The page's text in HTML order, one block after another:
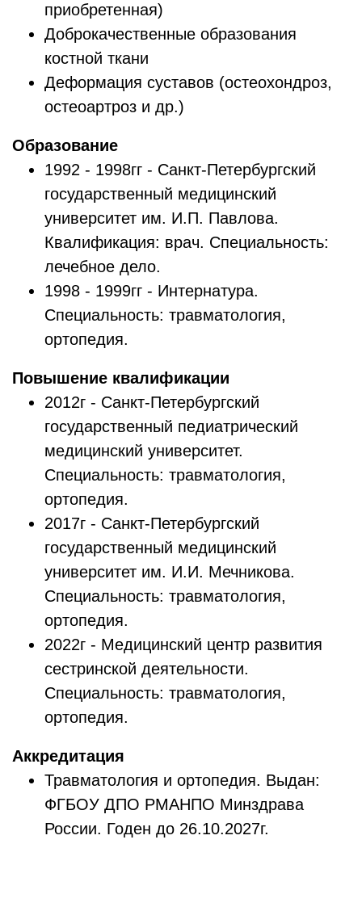
приобретенная)
Доброкачественные образования
костной ткани
Деформация суставов (остеохондроз,
остеоартроз и др.)
Образование
1992 - 1998гг - Санкт-Петербургский
государственный медицинский
университет им. И.П. Павлова.
Квалификация: врач. Специальность:
лечебное дело.
1998 - 1999гг - Интернатура.
Специальность: травматология,
ортопедия.
Повышение квалификации
2012г - Санкт-Петербургский
государственный педиатрический
медицинский университет.
Специальность: травматология,
ортопедия.
2017г - Санкт-Петербургский
государственный медицинский
университет им. И.И. Мечникова.
Специальность: травматология,
ортопедия.
2022г - Медицинский центр развития
сестринской деятельности.
Специальность: травматология,
ортопедия.
Аккредитация
Травматология и ортопедия. Выдан:
ФГБОУ ДПО РМАНПО Минздрава
России. Годен до 26.10.2027г.